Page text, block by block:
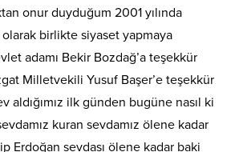
onur duyduğum 2001 yılında
birlikte siyaset yapmaya
adamı Bekir Bozdağ’a teşekkür
Milletvekili Yusuf Başer’e teşekkür
aldığımız ilk günden bugüne nasıl ki
kuran sevdamız ölene kadar
Erdoğan sevdası ölene kadar baki